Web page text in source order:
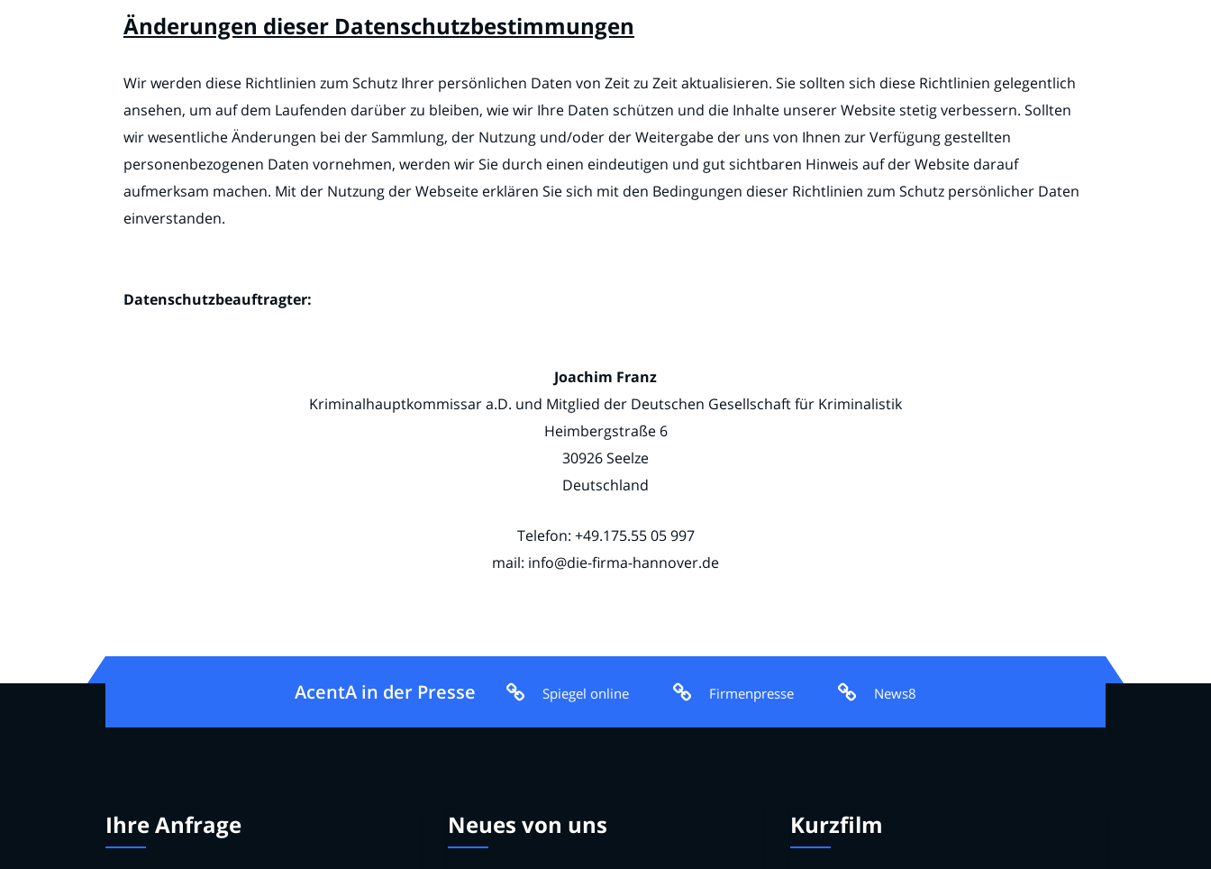
Änderungen dieser Datenschutzbestimmungen
Wir werden diese Richtlinien zum Schutz Ihrer persönlichen Daten von Zeit zu Zeit aktualisieren. Sie sollten sich diese Richtlinien gelegentlich
ansehen, um auf dem Laufenden darüber zu bleiben, wie wir Ihre Daten schützen und die Inhalte unserer Website stetig verbessern. Sollten
wir wesentliche Änderungen bei der Sammlung, der Nutzung und/oder der Weitergabe der uns von Ihnen zur Verfügung gestellten
personenbezogenen Daten vornehmen, werden wir Sie durch einen eindeutigen und gut sichtbaren Hinweis auf der Website darauf
aufmerksam machen. Mit der Nutzung der Webseite erklären Sie sich mit den Bedingungen dieser Richtlinien zum Schutz persönlicher Daten
einverstanden.
Datenschutzbeauftragter:
Joachim Franz
Kriminalhauptkommissar a.D. und Mitglied der Deutschen Gesellschaft für Kriminalistik
Heimbergstraße 6
30926 Seelze
Deutschland
Telefon: +49.175.55 05 997
mail: info@die-firma-hannover.de
AcentA in der Presse Spiegel online Firmenpresse News8
Ihre Anfrage Neues von uns Kurzfilm